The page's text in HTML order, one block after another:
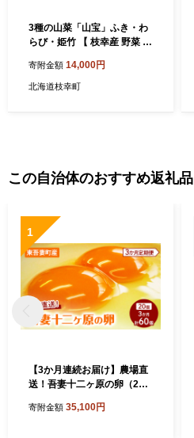
3種の山菜「山宝」ふき・わ
らび・姫竹 【 枝幸産 野菜 山
寄附金額 14,000円
北海道枝幸町
この自治体のおすすめ返礼品
1
【3か月連続お届け】農場直
送！吾妻十二ヶ原の卵（20
ゴ 卵 安心 こだわり 食卓 卵
寄附金額 35,100円